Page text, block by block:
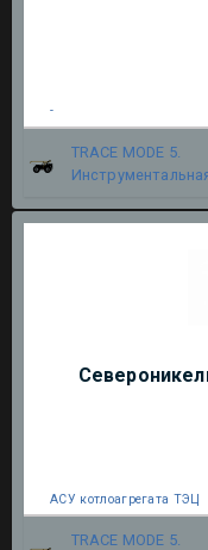
-
TRACE MODE 5.
АСУ котлоагрегата ТЭЦ
TRACE MODE 5.